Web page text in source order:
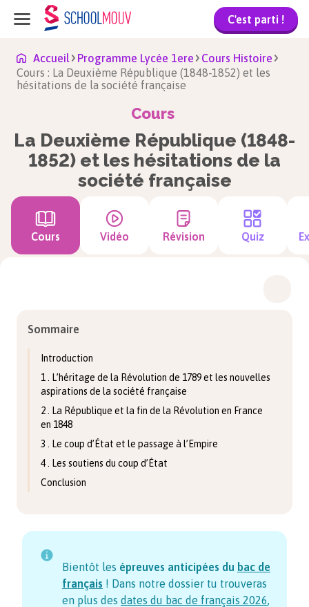
C'est parti !
Accueil Programme Lycée 1ere
Cours Histoire
Cours : La Deuxième République (1848-1852) et les
hésitations de la société française
Cours
La Deuxième République (1848-
1852) et les hésitations de la
société française
Cours Vidéo Révision Quiz
Sommaire
Introduction
1 . L’héritage de la Révolution de 1789 et les nouvelles
aspirations de la société française
2 . La République et la fin de la Révolution en France
en 1848
3 . Le coup d’État et le passage à l’Empire
4 . Les soutiens du coup d’État
Conclusion
Bientôt les épreuves anticipées du bac de
français ! Dans notre dossier tu trouveras
en plus des dates du bac de français 2026,